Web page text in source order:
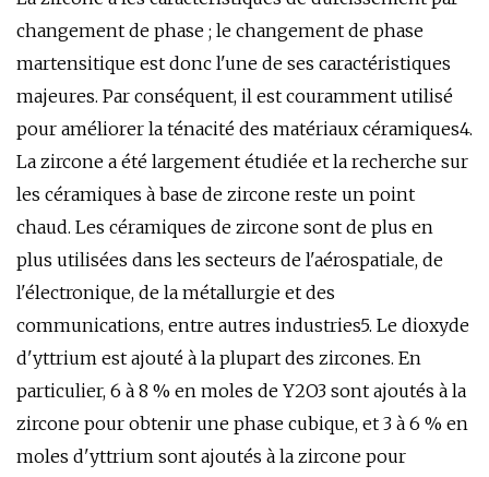
changement de phase ; le changement de phase
martensitique est donc l'une de ses caractéristiques
majeures. Par conséquent, il est couramment utilisé
pour améliorer la ténacité des matériaux céramiques4.
La zircone a été largement étudiée et la recherche sur
les céramiques à base de zircone reste un point
chaud. Les céramiques de zircone sont de plus en
plus utilisées dans les secteurs de l'aérospatiale, de
l'électronique, de la métallurgie et des
communications, entre autres industries5. Le dioxyde
d'yttrium est ajouté à la plupart des zircones. En
particulier, 6 à 8 % en moles de Y2O3 sont ajoutés à la
zircone pour obtenir une phase cubique, et 3 à 6 % en
moles d'yttrium sont ajoutés à la zircone pour